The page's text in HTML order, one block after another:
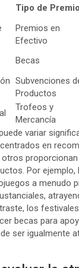
Tipo de Premio
Premios en
Efectivo
Becas
Subvenciones
Productos
Trofeos y
Mercancía
variar
en
Por ejemplo,
a menudo
los
becas para
ser igualmente